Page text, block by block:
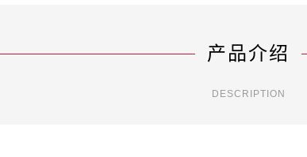
产品介绍
DESCRIPTION